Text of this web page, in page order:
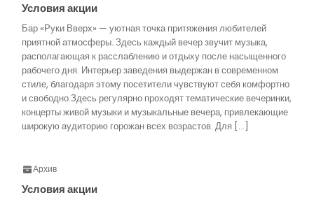
Условия акции
Бар «Руки Вверх» — уютная точка притяжения любителей
приятной атмосферы. Здесь каждый вечер звучит музыка,
располагающая к расслаблению и отдыху после насыщенного
рабочего дня. Интерьер заведения выдержан в современном
стиле, благодаря этому посетители чувствуют себя комфортно
и свободно.Здесь регулярно проходят тематические вечеринки,
концерты живой музыки и музыкальные вечера, привлекающие
широкую аудиторию горожан всех возрастов. Для […]
Архив
Условия акции